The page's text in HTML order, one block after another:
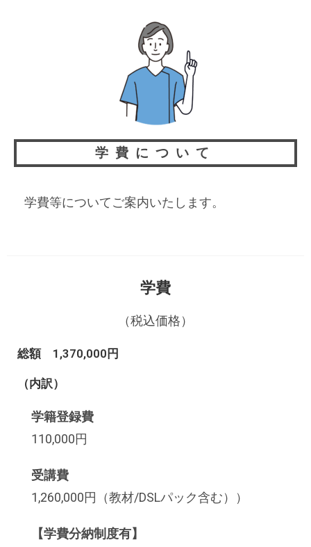
学費について
学費等についてご案内いたします。
学費
（税込価格）
総額 1,370,000円
（内訳）
学籍登録費
110,000円
受講費
1,260,000円（教材/DSLパック含む））
【学費分納制度有】